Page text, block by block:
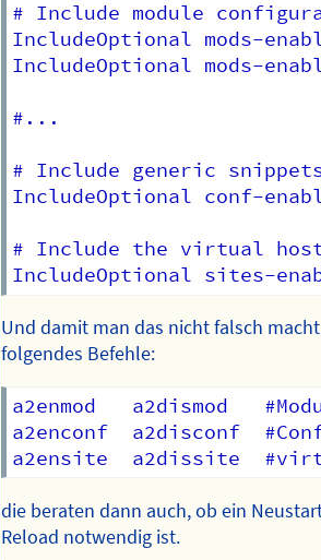
# Include module
IncludeOptional mods-
IncludeOptional mods-
#...
# Include generic
IncludeOptional conf-
# Include the virtual
Und damit man das nicht falsch
folgendes Befehle:
a2enmod   a2dismod
a2enconf  a2disconf
die beraten dann auch, ob ein
Reload notwendig ist.